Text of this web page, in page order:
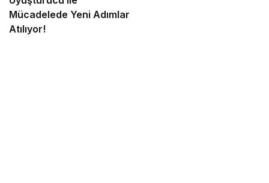
Mücadelede Yeni Adımlar
Atılıyor!